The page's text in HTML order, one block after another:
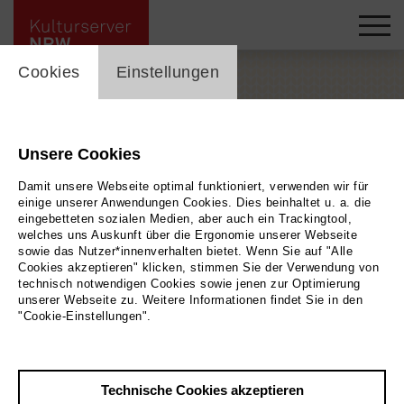
Handarbeitstregg
Übersicht
cookie_layer
Cookies Einstellungen
Unsere Cookies
Damit unsere Webseite optimal funktioniert, verwenden wir für
einige unserer Anwendungen Cookies. Dies beinhaltet u. a. die
eingebetteten sozialen Medien, aber auch ein Trackingtool,
welches uns Auskunft über die Ergonomie unserer Webseite
sowie das Nutzer*innenverhalten bietet. Wenn Sie auf "Alle
Cookies akzeptieren" klicken, stimmen Sie der Verwendung von
technisch notwendigen Cookies sowie jenen zur Optimierung
unserer Webseite zu. Weitere Informationen findet Sie in den
"Cookie-Einstellungen".
Technische Cookies akzeptieren